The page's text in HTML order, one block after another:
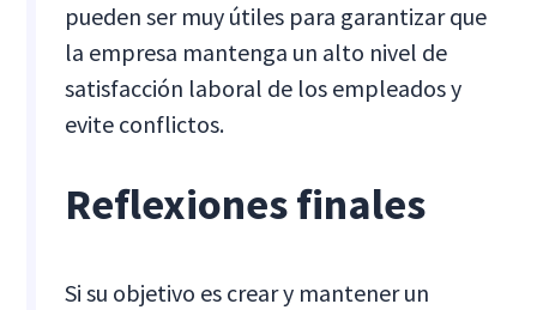
pueden ser muy útiles para garantizar que
la empresa mantenga un alto nivel de
satisfacción laboral de los empleados y
evite conflictos.
Reflexiones finales
Si su objetivo es crear y mantener un